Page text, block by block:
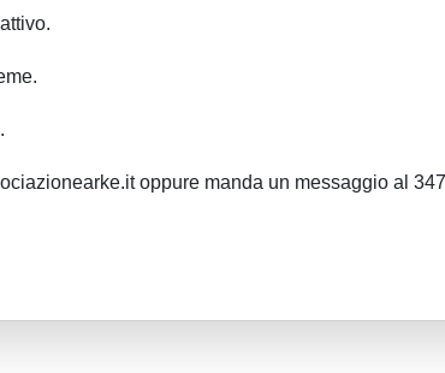
oppure manda un messaggio al